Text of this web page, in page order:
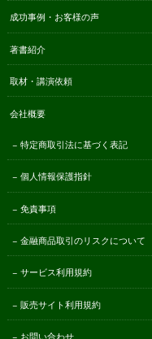
成功事例・お客様の声
著書紹介
取材・講演依頼
会社概要
特定商取引法に基づく表記
個人情報保護指針
免責事項
金融商品取引のリスクについて
サービス利用規約
販売サイト利用規約
お問い合わせ